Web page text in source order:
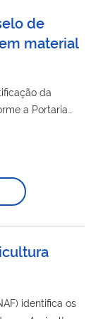
de
material
da
identifica os